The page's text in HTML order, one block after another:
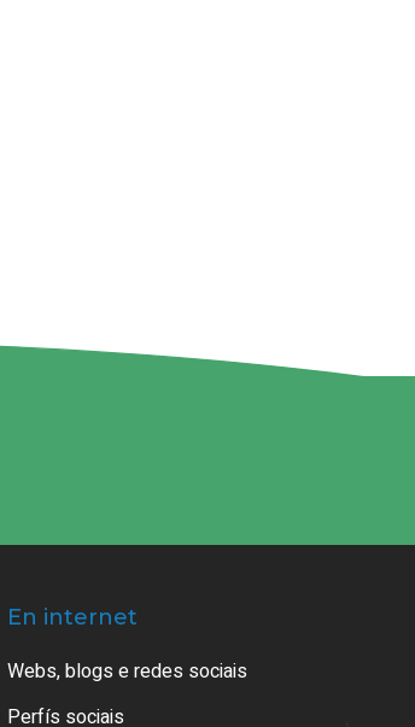
En internet
Webs, blogs e redes sociais
Perfís sociais